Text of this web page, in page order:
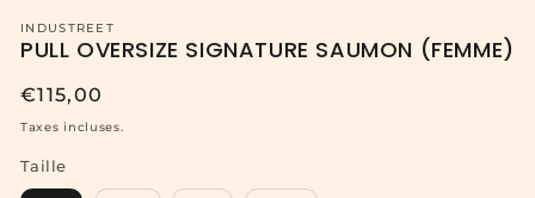
INDUSTREET
PULL OVERSIZE SIGNATURE SAUMON (FEMME)
Prix
habituel
€115,00
Taxes incluses.
Taille